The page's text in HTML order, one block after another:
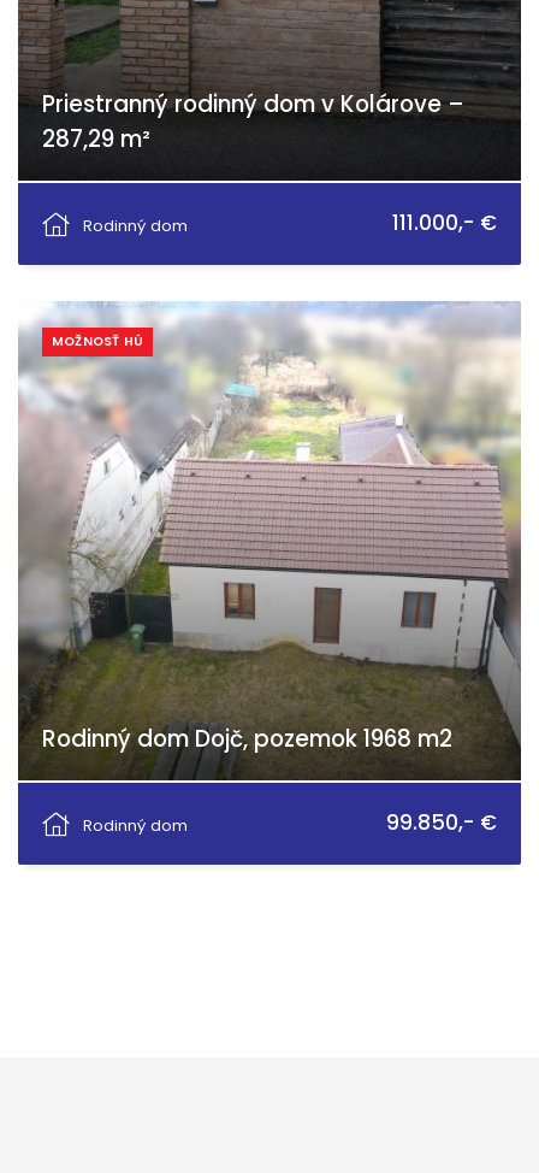
Priestranný rodinný dom v Kolárove –
287,29 m²
Rodinný dom
111.000,- €
MOŽNOSŤ HÚ
Rodinný dom Dojč, pozemok 1968 m2
Rodinný dom
99.850,- €